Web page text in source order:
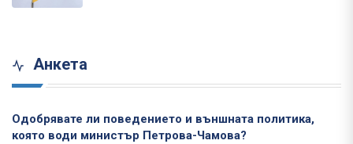
Анкета
Одобрявате ли поведението и външната политика,
която води министър Петрова-Чамова?